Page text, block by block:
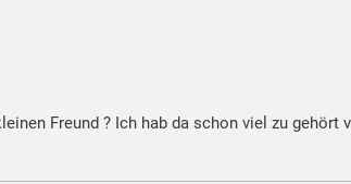
Freund ? Ich hab da schon viel zu